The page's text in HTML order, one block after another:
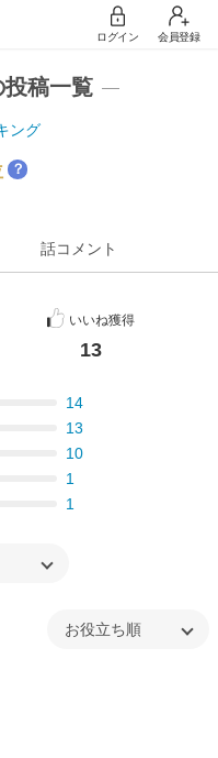
ログイン 会員登録
投稿一覧
ング
？
話コメント
いいね獲得
13
14
13
10
1
1